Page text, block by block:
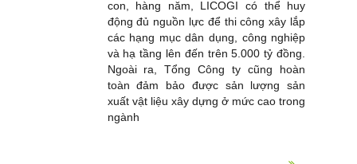
con, hàng năm, LICOGI có thể huy
động đủ nguồn lực để thi công xây lắp
các hạng mục dân dụng, công nghiệp
và hạ tầng lên đến trên 5.000 tỷ đồng.
Ngoài ra, Tổng Công ty cũng hoàn
toàn đảm bảo được sản lượng sản
xuất vật liệu xây dựng ở mức cao trong
ngành